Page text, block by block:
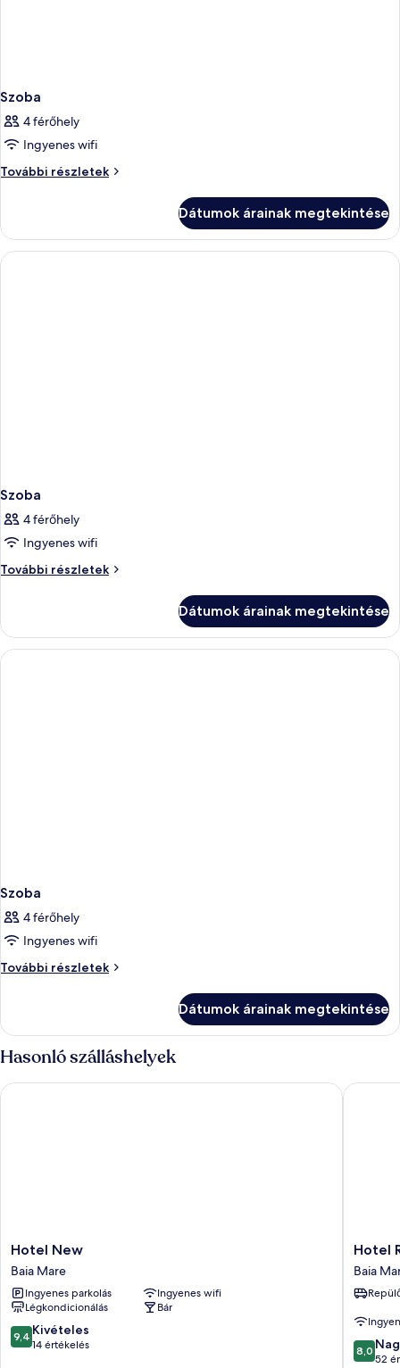
Szoba
4 férőhely
Ingyenes wifi
További részletek
Szoba
Dátumok árainak megtekintése
Szoba
4 férőhely
Ingyenes wifi
További részletek
Szoba
Dátumok árainak megtekintése
Szoba
4 férőhely
Ingyenes wifi
További részletek
Szoba
Dátumok árainak megtekintése
Hasonló szálláshelyek
Hotel
New
Baia
Mare
Hotel New
Baia Mare
Ingyenes parkolás
Ingyenes wifi
Légkondicionálás
Bár
9.4
ennyiből:
9,4 Kivételes
14 értékelés
Hotel New
Hotel
Rivulus
Baia
Mare
Hotel
Baia
8.0
8,0
52
Hotel